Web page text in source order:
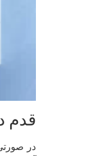
قدم
در